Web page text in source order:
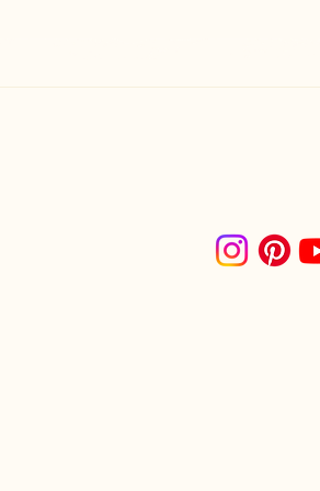
Dans cette
Acrylique